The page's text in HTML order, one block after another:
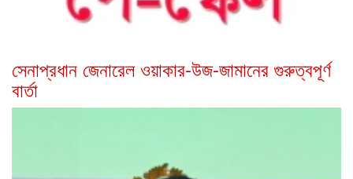
সেনাপ্রধান জেনারেল ওয়াকার-উজ-জামানের গুরুত্বপূর্ণ
বার্তা